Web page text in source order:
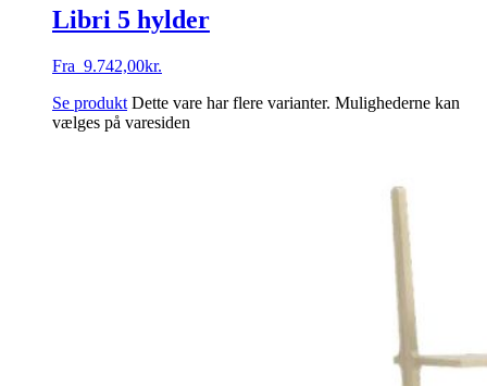
Libri 5 hylder
Fra 9.742,00kr.
Se produkt Dette vare har flere varianter. Mulighederne kan
vælges på varesiden